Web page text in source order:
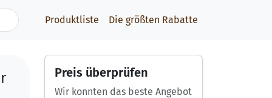
Produktliste Die größten Rabatte
Preis überprüfen
Wir konnten das beste Angebot